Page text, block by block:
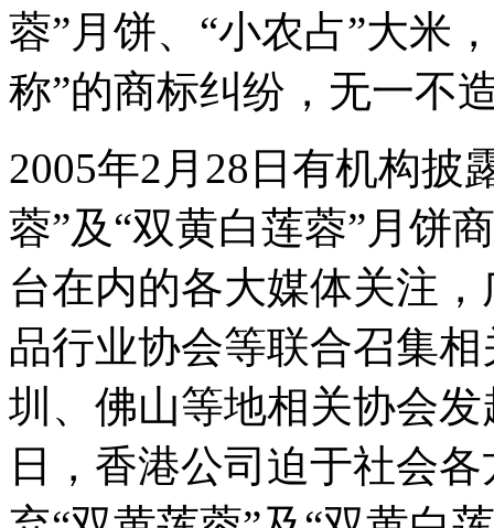
蓉”月饼、“小农占”大米
称”的商标纠纷，无一不
2005年2月28日有机构披
蓉”及“双黄白莲蓉”月饼
台在内的各大媒体关注
品行业协会等联合召集
圳、佛山等地相关协会
日，香港公司迫于社会